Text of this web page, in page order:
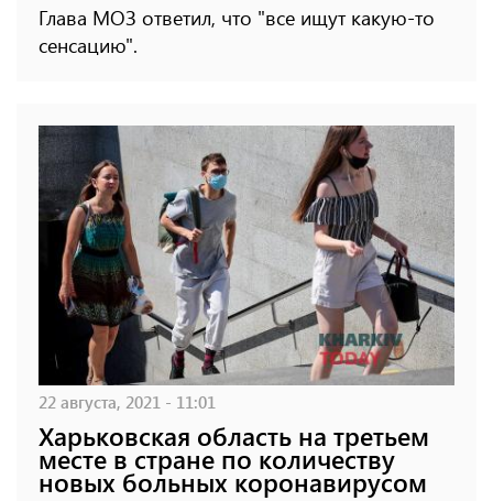
Глава МОЗ ответил, что "все ищут какую-то
сенсацию".
22 августа, 2021 - 11:01
Харьковская область на третьем
месте в стране по количеству
новых больных коронавирусом